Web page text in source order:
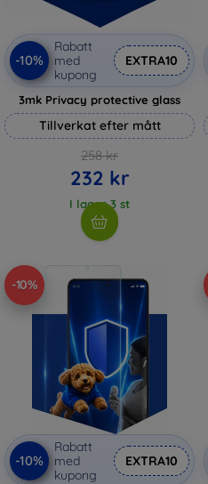
-10%
Rabatt
med
kupong
EXTRA10
3mk Privacy protective glass
Tillverkat efter mått
258 kr
232 kr
I lager 3 st
-10%
-10%
Rabatt
med
kupong
EXTRA10